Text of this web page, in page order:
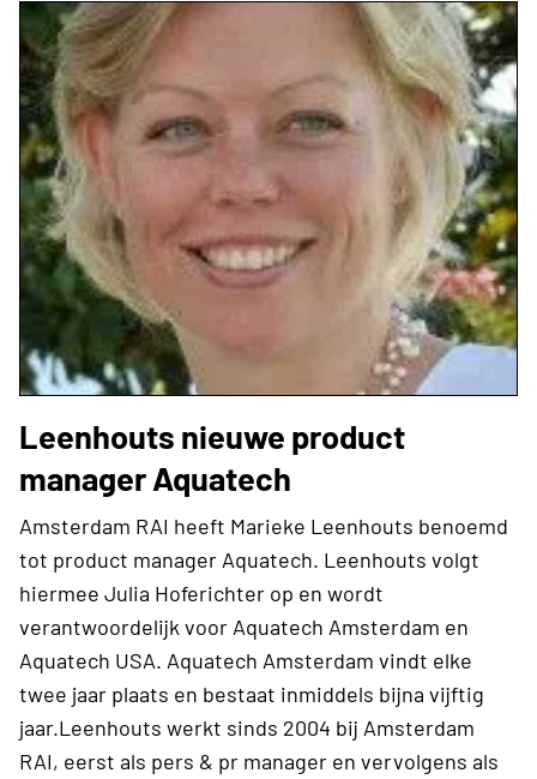
Leenhouts nieuwe product
manager Aquatech
Amsterdam RAI heeft Marieke Leenhouts benoemd
tot product manager Aquatech. Leenhouts volgt
hiermee Julia Hoferichter op en wordt
verantwoordelijk voor Aquatech Amsterdam en
Aquatech USA. Aquatech Amsterdam vindt elke
twee jaar plaats en bestaat inmiddels bijna vijftig
jaar.Leenhouts werkt sinds 2004 bij Amsterdam
RAI, eerst als pers & pr manager en vervolgens als